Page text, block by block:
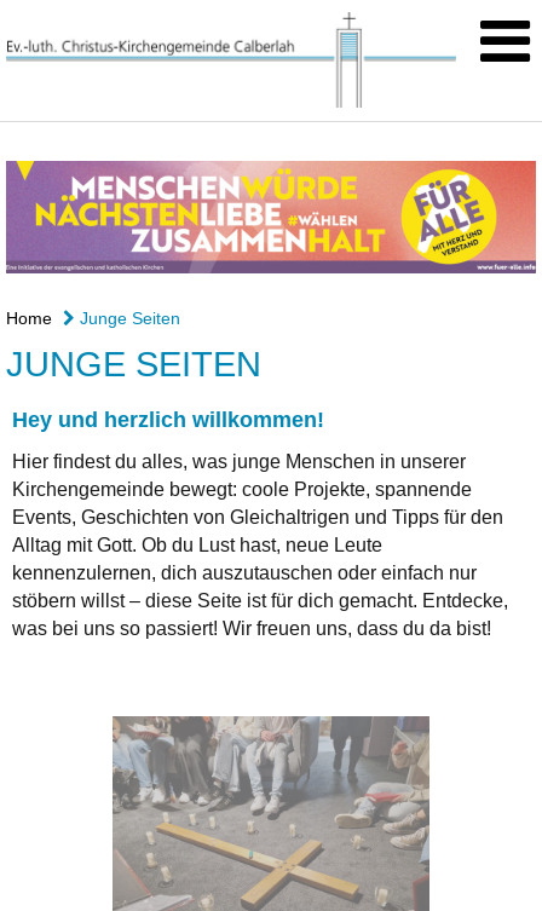
Home Junge Seiten
JUNGE SEITEN
Hey und herzlich willkommen!
Hier findest du alles, was junge Menschen in unserer
Kirchengemeinde bewegt: coole Projekte, spannende
Events, Geschichten von Gleichaltrigen und Tipps für den
Alltag mit Gott. Ob du Lust hast, neue Leute
kennenzulernen, dich auszutauschen oder einfach nur
stöbern willst – diese Seite ist für dich gemacht. Entdecke,
was bei uns so passiert! Wir freuen uns, dass du da bist!